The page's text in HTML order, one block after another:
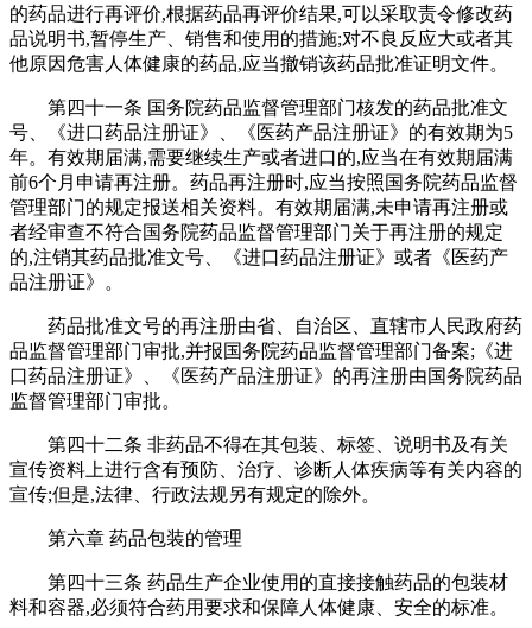
的药品进行再评价,根据药品再评价结果,可以采取责令修改药
品说明书,暂停生产、销售和使用的措施;对不良反应大或者其
他原因危害人体健康的药品,应当撤销该药品批准证明文件。
第四十一条 国务院药品监督管理部门核发的药品批准文
号、《进口药品注册证》、《医药产品注册证》的有效期为5
年。有效期届满,需要继续生产或者进口的,应当在有效期届满
前6个月申请再注册。药品再注册时,应当按照国务院药品监督
管理部门的规定报送相关资料。有效期届满,未申请再注册或
者经审查不符合国务院药品监督管理部门关于再注册的规定
的,注销其药品批准文号、《进口药品注册证》或者《医药产
品注册证》。
药品批准文号的再注册由省、自治区、直辖市人民政府药
品监督管理部门审批,并报国务院药品监督管理部门备案;《进
口药品注册证》、《医药产品注册证》的再注册由国务院药品
监督管理部门审批。
第四十二条 非药品不得在其包装、标签、说明书及有关
宣传资料上进行含有预防、治疗、诊断人体疾病等有关内容的
宣传;但是,法律、行政法规另有规定的除外。
第六章 药品包装的管理
第四十三条 药品生产企业使用的直接接触药品的包装材
料和容器,必须符合药用要求和保障人体健康、安全的标准。